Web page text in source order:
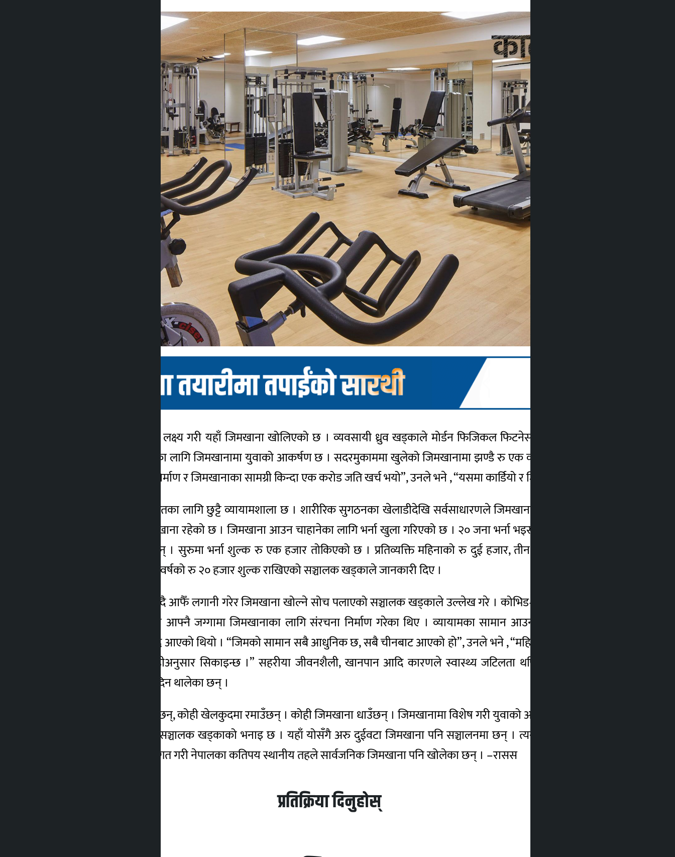
बागलुङ । सहरीया युवालाई लक्ष्य गरी यहाँ जिमखाना खोलिएको छ । व्यवसायी ध्रुव खड्काले मोर्डन फिजिकल फिटनेस सञ्चालनमा ल्याएका छन् ।
शारीरिक सुगठन र स्वास्थ्यका लागि जिमखानामा युवाको आकर्षण छ । सदरमुकाममा खुलेको जिमखानामा झण्डै रु एक करोड लगानी परेको सञ्चालक
खड्काले बताए । “संरचना निर्माण र जिमखानाका सामग्री किन्दा एक करोड जति खर्च भयो”, उनले भने , “यसमा कार्डियो र जिम गरेर दुई कक्ष छन् ।”
मोटोपन घटाउने पेटको कसरतका लागि छुट्टै व्यायामशाला छ । शारीरिक सुगठनका खेलाडीदेखि सर्वसाधारणले जिमखानाबाट लाभ उठाउन सक्छन् ।
दूरसञ्चार रोड नजिकमा जिमखाना रहेको छ । जिमखाना आउन चाहानेका लागि भर्ना खुला गरिएको छ । २० जना भर्ना भइसकेर आइतबारदेखि नियमित
व्यायाममा आउन थालेका छन् । सुरुमा भर्ना शुल्क रु एक हजार तोकिएको छ । प्रतिव्यक्ति महिनाको रु दुई हजार, तीन महिनाको रु पाँच हजार, छ
महिनाको रु १० हजार र एक वर्षको रु २० हजार शुल्क राखिएको सञ्चालक खड्काले जानकारी दिए ।
अरुको जिमखानामा जाँदाजाँदै आफैँ लगानी गरेर जिमखाना खोल्ने सोच पलाएको सञ्चालक खड्काले उल्लेख गरे । कोभिड–१९ ले निम्ताएको बन्दाबन्दी
ताका खड्काले खाली रहेको आफ्नै जग्गामा जिमखानाका लागि संरचना निर्माण गरेका थिए । व्यायामका सामान आउन ढिलाइ भएपछि जिमखाना
सञ्चालन पनि पछाडि धकेलिँदै आएको थियो । “जिमको सामान सबै आधुनिक छ, सबै चीनबाट आएको हो”, उनले भने , “महिला, पुरुष दुवैका लागि मिल्ने
व्यायामका सामान छन्, त्यहीअनुसार सिकाइन्छ ।” सहरीया जीवनशैली, खानपान आदि कारणले स्वास्थ्य जटिलता थपिँदै जान थालेपछि मानिसले
शारीरिक व्यायामतर्फ ध्यान दिन थालेका छन् ।
कोही ‘मर्निङ वाक’मा निस्कन्छन्, कोही खेलकुदमा रमाउँछन् । कोही जिमखाना धाउँछन् । जिमखानामा विशेष गरी युवाको आकर्षण बढ्दै गएको देखेपछि
लगानीको जोखिम उठाएको सञ्चालक खड्काको भनाइ छ । यहाँ योसँगै अरु दुईवटा जिमखाना पनि सञ्चालनमा छन् । त्यसमध्ये एउटा धेरै पुरानो हो ।
नागरिकको स्वास्थ्यलाई दृष्टिगत गरी नेपालका कतिपय स्थानीय तहले सार्वजनिक जिमखाना पनि खोलेका छन् । –रासस
प्रतिक्रिया दिनुहोस्